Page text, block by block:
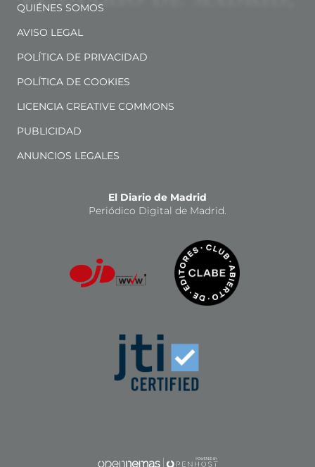
QUIÉNES SOMOS
AVISO LEGAL
POLÍTICA DE PRIVACIDAD
POLÍTICA DE COOKIES
LICENCIA CREATIVE COMMONS
PUBLICIDAD
ANUNCIOS LEGALES
El Diario de Madrid
Periódico Digital de Madrid.